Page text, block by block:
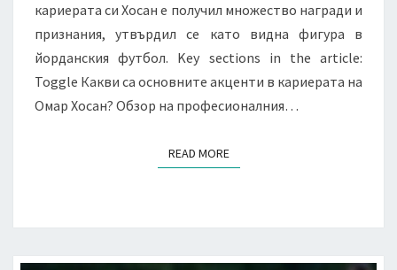
кариерата си Хосан е получил множество награди и
признания, утвърдил се като видна фигура в
йорданския футбол. Key sections in the article:
Toggle Какви са основните акценти в кариерата на
Омар Хосан? Обзор на професионалния…
READ MOREREAD MORE